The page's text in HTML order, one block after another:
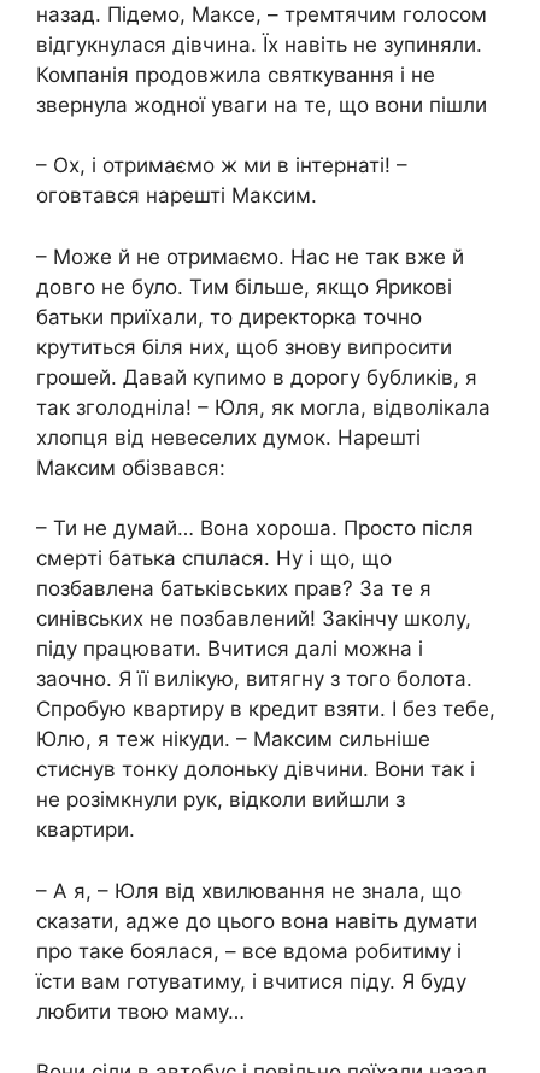
назад. Підемо, Максе, – тремтячим голосом
відгукнулася дівчина. Їх навіть не зупиняли.
Компанія продовжила святкування і не
звернула жодної уваги на те, що вони пішли
– Ох, і отримаємо ж ми в інтернаті! –
оговтався нарешті Максим.
– Може й не отримаємо. Нас не так вже й
довго не було. Тим більше, якщо Ярикові
батьки приїхали, то директорка точно
крутиться біля них, щоб знову випросити
грошей. Давай купимо в дорогу бубликів, я
так зголодніла! – Юля, як могла, відволікала
хлопця від невеселих думок. Нарешті
Максим обізвався:
– Ти не думай… Вона хороша. Просто після
смepті батька спuлaся. Ну і що, що
позбавлена батьківських прав? За те я
синівських не позбавлений! Закінчу школу,
піду працювати. Вчитися далі можна і
заочно. Я її вилiкую, витягну з того болота.
Спробую квартиру в кредит взяти. І без тебе,
Юлю, я теж нікуди. – Максим сильніше
стиснув тонку долоньку дівчини. Вони так і
не розімкнули рук, відколи вийшли з
квартири.
– А я, – Юля від хвилювання не знала, що
сказати, адже до цього вона навіть думати
про таке боялася, – все вдома робитиму і
їсти вам готуватиму, і вчитися піду. Я буду
любити твою маму…